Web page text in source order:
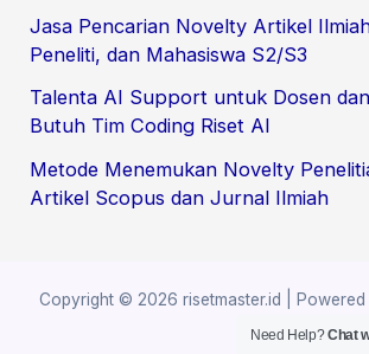
r
Jasa Pencarian Novelty Artikel
Peneliti, dan Mahasiswa S2/S3
Talenta AI Support untuk Dosen
Butuh Tim Coding Riset AI
Metode Menemukan Novelty
Artikel Scopus dan Jurnal Ilmiah
Copyright © 2026 risetmaster.id | Powered
Need Help?Chat